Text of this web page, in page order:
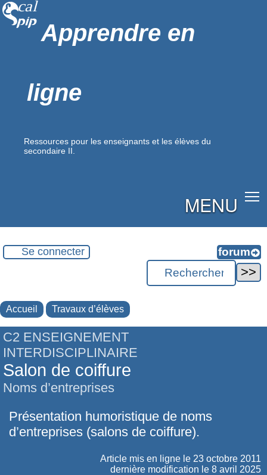
Apprendre en
ligne
Ressources pour les enseignants et les élèves du
secondaire II.
MENU
Se connecter
Accueil Travaux d’élèves
C2 ENSEIGNEMENT
INTERDISCIPLINAIRE
Salon de coiffure
Noms d’entreprises
Présentation humoristique de noms
d’entreprises (salons de coiffure).
Article mis en ligne le 23 octobre 2011
dernière modification le 8 avril 2025